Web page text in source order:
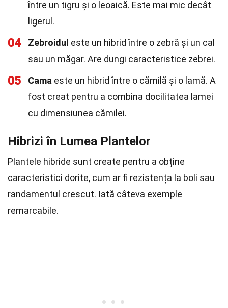
între un tigru și o leoaică. Este mai mic decât
ligerul.
04 Zebroidul este un hibrid între o zebră și un cal
sau un măgar. Are dungi caracteristice zebrei.
05 Cama este un hibrid între o cămilă și o lamă. A
fost creat pentru a combina docilitatea lamei
cu dimensiunea cămilei.
Hibrizi în Lumea Plantelor
Plantele hibride sunt create pentru a obține
caracteristici dorite, cum ar fi rezistența la boli sau
randamentul crescut. Iată câteva exemple
remarcabile.